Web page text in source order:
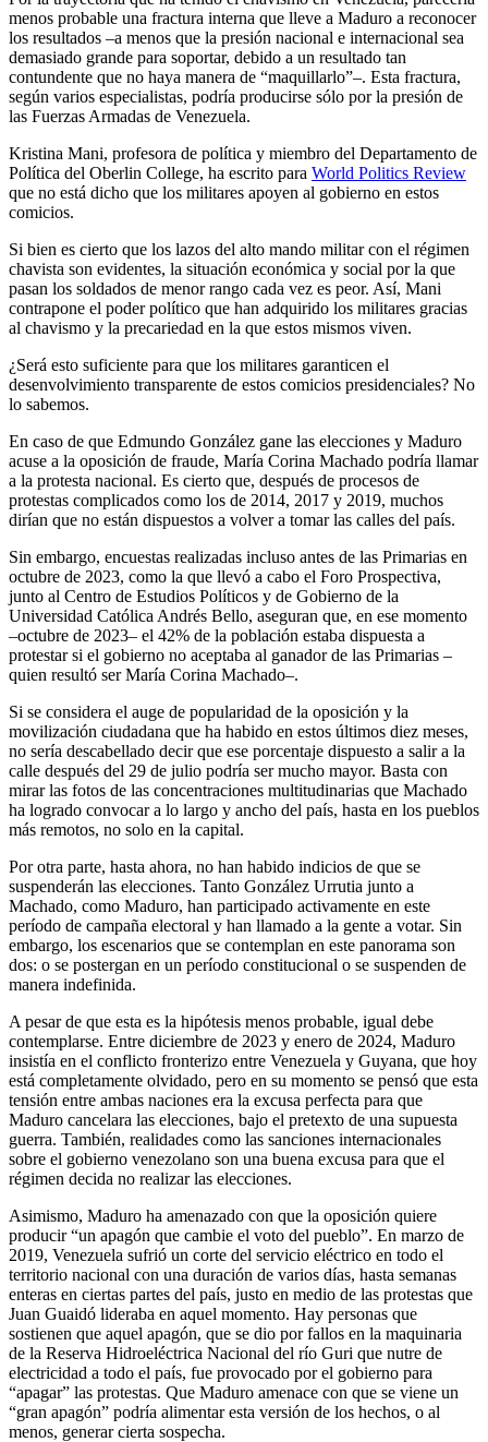
menos probable una fractura interna que lleve a Maduro a reconocer
los resultados –a menos que la presión nacional e internacional sea
demasiado grande para soportar, debido a un resultado tan
contundente que no haya manera de “maquillarlo”–. Esta fractura,
según varios especialistas, podría producirse sólo por la presión de
las Fuerzas Armadas de Venezuela.
Kristina Mani, profesora de política y miembro del Departamento de
Política del Oberlin College, ha escrito para World Politics Review
que no está dicho que los militares apoyen al gobierno en estos
comicios.
Si bien es cierto que los lazos del alto mando militar con el régimen
chavista son evidentes, la situación económica y social por la que
pasan los soldados de menor rango cada vez es peor. Así, Mani
contrapone el poder político que han adquirido los militares gracias
al chavismo y la precariedad en la que estos mismos viven.
¿Será esto suficiente para que los militares garanticen el
desenvolvimiento transparente de estos comicios presidenciales? No
lo sabemos.
En caso de que Edmundo González gane las elecciones y Maduro
acuse a la oposición de fraude, María Corina Machado podría llamar
a la protesta nacional. Es cierto que, después de procesos de
protestas complicados como los de 2014, 2017 y 2019, muchos
dirían que no están dispuestos a volver a tomar las calles del país.
Sin embargo, encuestas realizadas incluso antes de las Primarias en
octubre de 2023, como la que llevó a cabo el Foro Prospectiva,
junto al Centro de Estudios Políticos y de Gobierno de la
Universidad Católica Andrés Bello, aseguran que, en ese momento
–octubre de 2023– el 42% de la población estaba dispuesta a
protestar si el gobierno no aceptaba al ganador de las Primarias –
quien resultó ser María Corina Machado–.
Si se considera el auge de popularidad de la oposición y la
movilización ciudadana que ha habido en estos últimos diez meses,
no sería descabellado decir que ese porcentaje dispuesto a salir a la
calle después del 29 de julio podría ser mucho mayor. Basta con
mirar las fotos de las concentraciones multitudinarias que Machado
ha logrado convocar a lo largo y ancho del país, hasta en los pueblos
más remotos, no solo en la capital.
Por otra parte, hasta ahora, no han habido indicios de que se
suspenderán las elecciones. Tanto González Urrutia junto a
Machado, como Maduro, han participado activamente en este
período de campaña electoral y han llamado a la gente a votar. Sin
embargo, los escenarios que se contemplan en este panorama son
dos: o se postergan en un período constitucional o se suspenden de
manera indefinida.
A pesar de que esta es la hipótesis menos probable, igual debe
contemplarse. Entre diciembre de 2023 y enero de 2024, Maduro
insistía en el conflicto fronterizo entre Venezuela y Guyana, que hoy
está completamente olvidado, pero en su momento se pensó que esta
tensión entre ambas naciones era la excusa perfecta para que
Maduro cancelara las elecciones, bajo el pretexto de una supuesta
guerra. También, realidades como las sanciones internacionales
sobre el gobierno venezolano son una buena excusa para que el
régimen decida no realizar las elecciones.
Asimismo, Maduro ha amenazado con que la oposición quiere
producir “un apagón que cambie el voto del pueblo”. En marzo de
2019, Venezuela sufrió un corte del servicio eléctrico en todo el
territorio nacional con una duración de varios días, hasta semanas
enteras en ciertas partes del país, justo en medio de las protestas que
Juan Guaidó lideraba en aquel momento. Hay personas que
sostienen que aquel apagón, que se dio por fallos en la maquinaria
de la Reserva Hidroeléctrica Nacional del río Guri que nutre de
electricidad a todo el país, fue provocado por el gobierno para
“apagar” las protestas. Que Maduro amenace con que se viene un
“gran apagón” podría alimentar esta versión de los hechos, o al
menos, generar cierta sospecha.